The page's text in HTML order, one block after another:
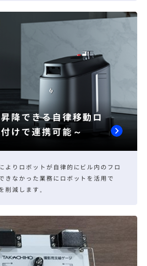
降できる自律移動ロ
けで連携可能～
よりロボットが自律的にビル内のフロ
きなかった業務にロボットを活用で
削減します。